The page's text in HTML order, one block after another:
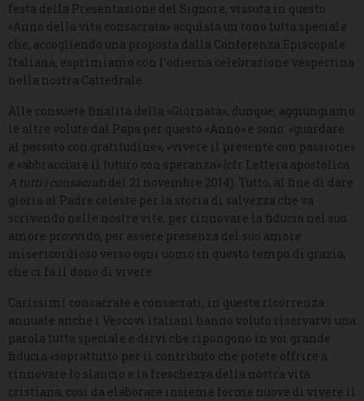
festa della Presentazione del Signore, vissuta in questo
«Anno della vita consacrata» acquista un tono tutto speciale
che, accogliendo una proposta dalla Conferenza Episcopale
Italiana, esprimiamo con l’odierna celebrazione vespertina
nella nostra Cattedrale.
Alle consuete finalità della «Giornata», dunque, aggiungiamo
le altre volute dal Papa per questo «Anno» e sono: «guardare
al passato con gratitudine», «vivere il presente con passione»
e «abbracciare il futuro con speranza» (cfr Lettera apostolica
A tutti i consacrati del 21 novembre 2014). Tutto, al fine di dare
gloria al Padre celeste per la storia di salvezza che va
scrivendo nelle nostre vite, per rinnovare la fiducia nel suo
amore provvido, per essere presenza del suo amore
misericordioso verso ogni uomo in questo tempo di grazia,
che ci fa il dono di vivere.
Carissimi consacrate e consacrati, in questa ricorrenza
annuale anche i Vescovi italiani hanno voluto riservarvi una
parola tutta speciale e dirvi che ripongono in voi grande
fiducia «soprattutto per il contributo che potete offrire a
rinnovare lo slancio e la freschezza della nostra vita
cristiana, così da elaborare insieme forme nuove di vivere il